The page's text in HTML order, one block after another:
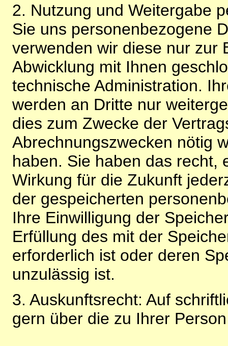
2. Nutzung und Weitergabe
Sie uns personenbezogene
verwenden wir diese nur zur
Abwicklung mit Ihnen
technische Administration.
werden an Dritte nur
dies zum Zwecke der
Abrechnungszwecken nötig
haben. Sie haben das recht,
Wirkung für die Zukunft
der gespeicherten
Ihre Einwilligung der
Erfüllung des mit der
erforderlich ist oder deren
unzulässig ist.
3. Auskunftsrecht: Auf
gern über die zu Ihrer